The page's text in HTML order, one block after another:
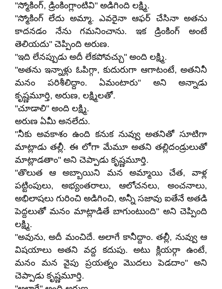
"స్మోకింగ్, డ్రింకింగ్లాంటివి" అడిగింది లక్ష్మి.
"స్మోకింగ్ లేదు అమ్మా. ఎవరైనా ఆఫర్ చేసినా అతను
కాదనడం నేను గమనించాను. ఇక డ్రింకింగ్ అంటే
తెలియదు" చెప్పింది అరుణ.
"ఇది లేనప్పుడు అదీ లేకపోవచ్చు" అంది లక్ష్మి.
"అతను ఇన్నాళ్లు ఓపిగ్గా, కుదురుగా ఆగాటంటే, అతనినీ
మనం పరిశీలిద్దాం. ఏమంటారు" అని అన్నాడు
కృష్ణమూర్తి, అరుణ, లక్ష్మిలతో.
"చూడాలి" అంది లక్ష్మి.
అరుణ ఏమీ అనలేదు.
"నీకు అవకాశం ఉంది కనుక నువ్వు అతనితో సూటిగా
మాట్లాడు తల్లీ. ఈ లోగా మేమూ అతని తల్లిదండ్రులుతో
మాట్లాడతాం" అని చెప్పాడు కృష్ణమూర్తి.
"తొలుత ఆ అబ్బాయిని మన అమ్మాయి చేత, వాళ్ల
పట్టింపులు, అభ్యంతరాలు, ఆలోచనలు, అంచనాలు,
అభిలాషలు గురించి అడిగించి, అన్నీ సజావు ఐతేనే అతడి
పెద్దలుతో మనం మాట్లాడితే బాగుంటుంది" అని చెప్పింది
లక్ష్మి.
"అవును, అదీ మంచిదే. అలాగే కానీద్దాం. తల్లీ, నువ్వు ఆ
విషయాలు అతని వద్ద కదుపు. అటు క్లియర్గా ఉంటే,
మనం మన వైపు ప్రయత్నం మొదలు పెడదాం" అని
చెప్పాడు కృష్ణమూర్తి.